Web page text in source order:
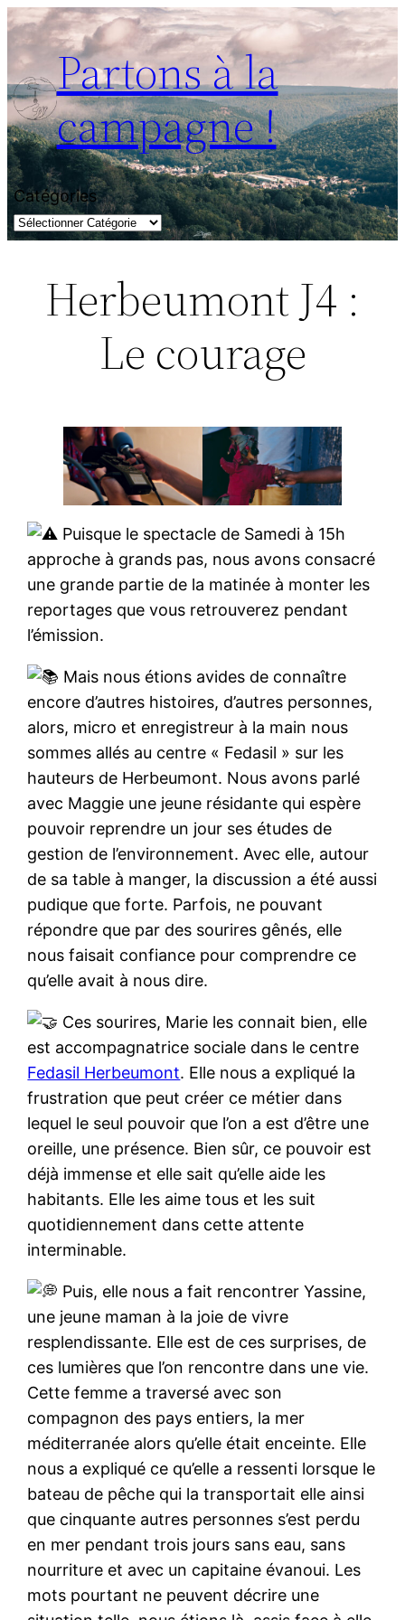
Aller
au
contenuPartons à la
campagne !
Catégories
Herbeumont J4 :
Le courage
Puisque le spectacle de Samedi à 15h
approche à grands pas, nous avons consacré
une grande partie de la matinée à monter les
reportages que vous retrouverez pendant
l’émission.
Mais nous étions avides de connaître
encore d’autres histoires, d’autres personnes,
alors, micro et enregistreur à la main nous
sommes allés au centre « Fedasil » sur les
hauteurs de Herbeumont. Nous avons parlé
avec Maggie une jeune résidante qui espère
pouvoir reprendre un jour ses études de
gestion de l’environnement. Avec elle, autour
de sa table à manger, la discussion a été aussi
pudique que forte. Parfois, ne pouvant
répondre que par des sourires gênés, elle
nous faisait confiance pour comprendre ce
qu’elle avait à nous dire.
Ces sourires, Marie les connait bien, elle
est accompagnatrice sociale dans le centre
Fedasil Herbeumont. Elle nous a expliqué la
frustration que peut créer ce métier dans
lequel le seul pouvoir que l’on a est d’être une
oreille, une présence. Bien sûr, ce pouvoir est
déjà immense et elle sait qu’elle aide les
habitants. Elle les aime tous et les suit
quotidiennement dans cette attente
interminable.
Puis, elle nous a fait rencontrer Yassine,
une jeune maman à la joie de vivre
resplendissante. Elle est de ces surprises, de
ces lumières que l’on rencontre dans une vie.
Cette femme a traversé avec son
compagnon des pays entiers, la mer
méditerranée alors qu’elle était enceinte. Elle
nous a expliqué ce qu’elle a ressenti lorsque le
bateau de pêche qui la transportait elle ainsi
que cinquante autres personnes s’est perdu
en mer pendant trois jours sans eau, sans
nourriture et avec un capitaine évanoui. Les
mots pourtant ne peuvent décrire une